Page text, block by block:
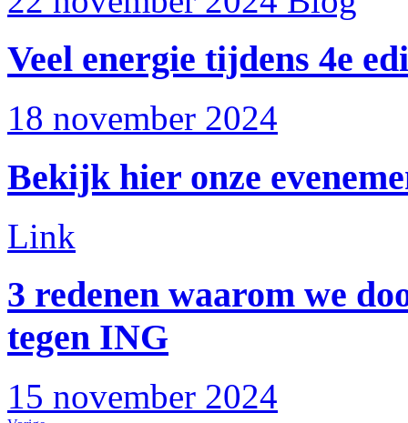
Veel energie tijdens 4e
18 november 2024
Bekijk hier onze
Link
3 redenen waarom we
tegen ING
15 november 2024